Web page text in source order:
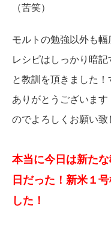
（苦笑）
モルトの勉強以外も
レシピはしっかり暗
と教訓を頂きました
ありがとうございま
のでよろしくお願い致
本当に今日は新た
日だった！新米１
した！